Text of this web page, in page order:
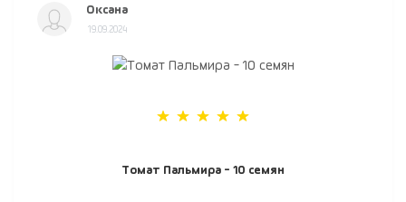
Оксана
19.09.2024
Томат Пальмира - 10 семян